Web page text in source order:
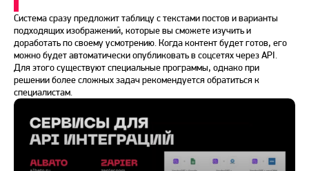
Система сразу предложит таблицу с текстами постов и варианты
подходящих изображений, которые вы сможете изучить и
доработать по своему усмотрению. Когда контент будет готов, его
можно будет автоматически опубликовать в соцсетях через API.
Для этого существуют специальные программы, однако при
решении более сложных задач рекомендуется обратиться к
специалистам.